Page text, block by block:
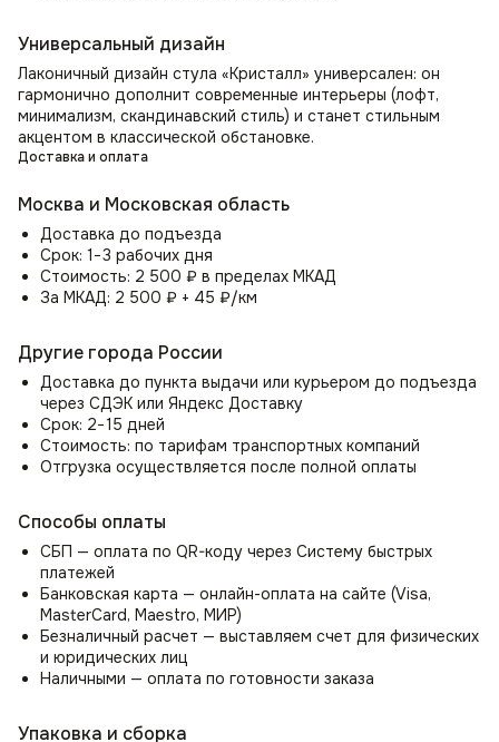
Универсальный дизайн
Лаконичный дизайн стула «Кристалл» универсален: он
гармонично дополнит современные интерьеры (лофт,
минимализм, скандинавский стиль) и станет стильным
акцентом в классической обстановке.
Доставка и оплата
Москва и Московская область
Доставка до подъезда
Срок: 1−3 рабочих дня
Стоимость: 2 500 ₽ в пределах МКАД
За МКАД: 2 500 ₽ + 45 ₽/км
Другие города России
Доставка до пункта выдачи или курьером до подъезда
через СДЭК или Яндекс Доставку
Срок: 2−15 дней
Стоимость: по тарифам транспортных компаний
Отгрузка осуществляется после полной оплаты
Способы оплаты
СБП — оплата по QR-коду через Систему быстрых
платежей
Банковская карта — онлайн-оплата на сайте (Visa,
MasterCard, Maestro, МИР)
Безналичный расчет — выставляем счет для физических
и юридических лиц
Наличными — оплата по готовности заказа
Упаковка и сборка